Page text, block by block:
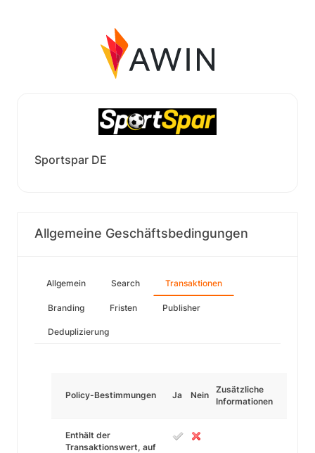
Sportspar DE
Allgemeine Geschäftsbedingungen
Allgemein Search Transaktionen
Branding Fristen Publisher
Deduplizierung
Policy-Bestimmungen Ja Nein
Zusätzliche
Informationen
Enthält der
Transaktionswert, auf